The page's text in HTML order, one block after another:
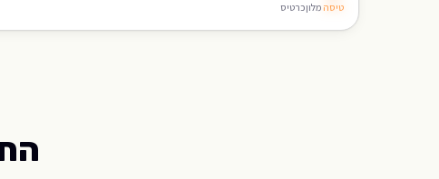
טיסה מלוןכרטיס